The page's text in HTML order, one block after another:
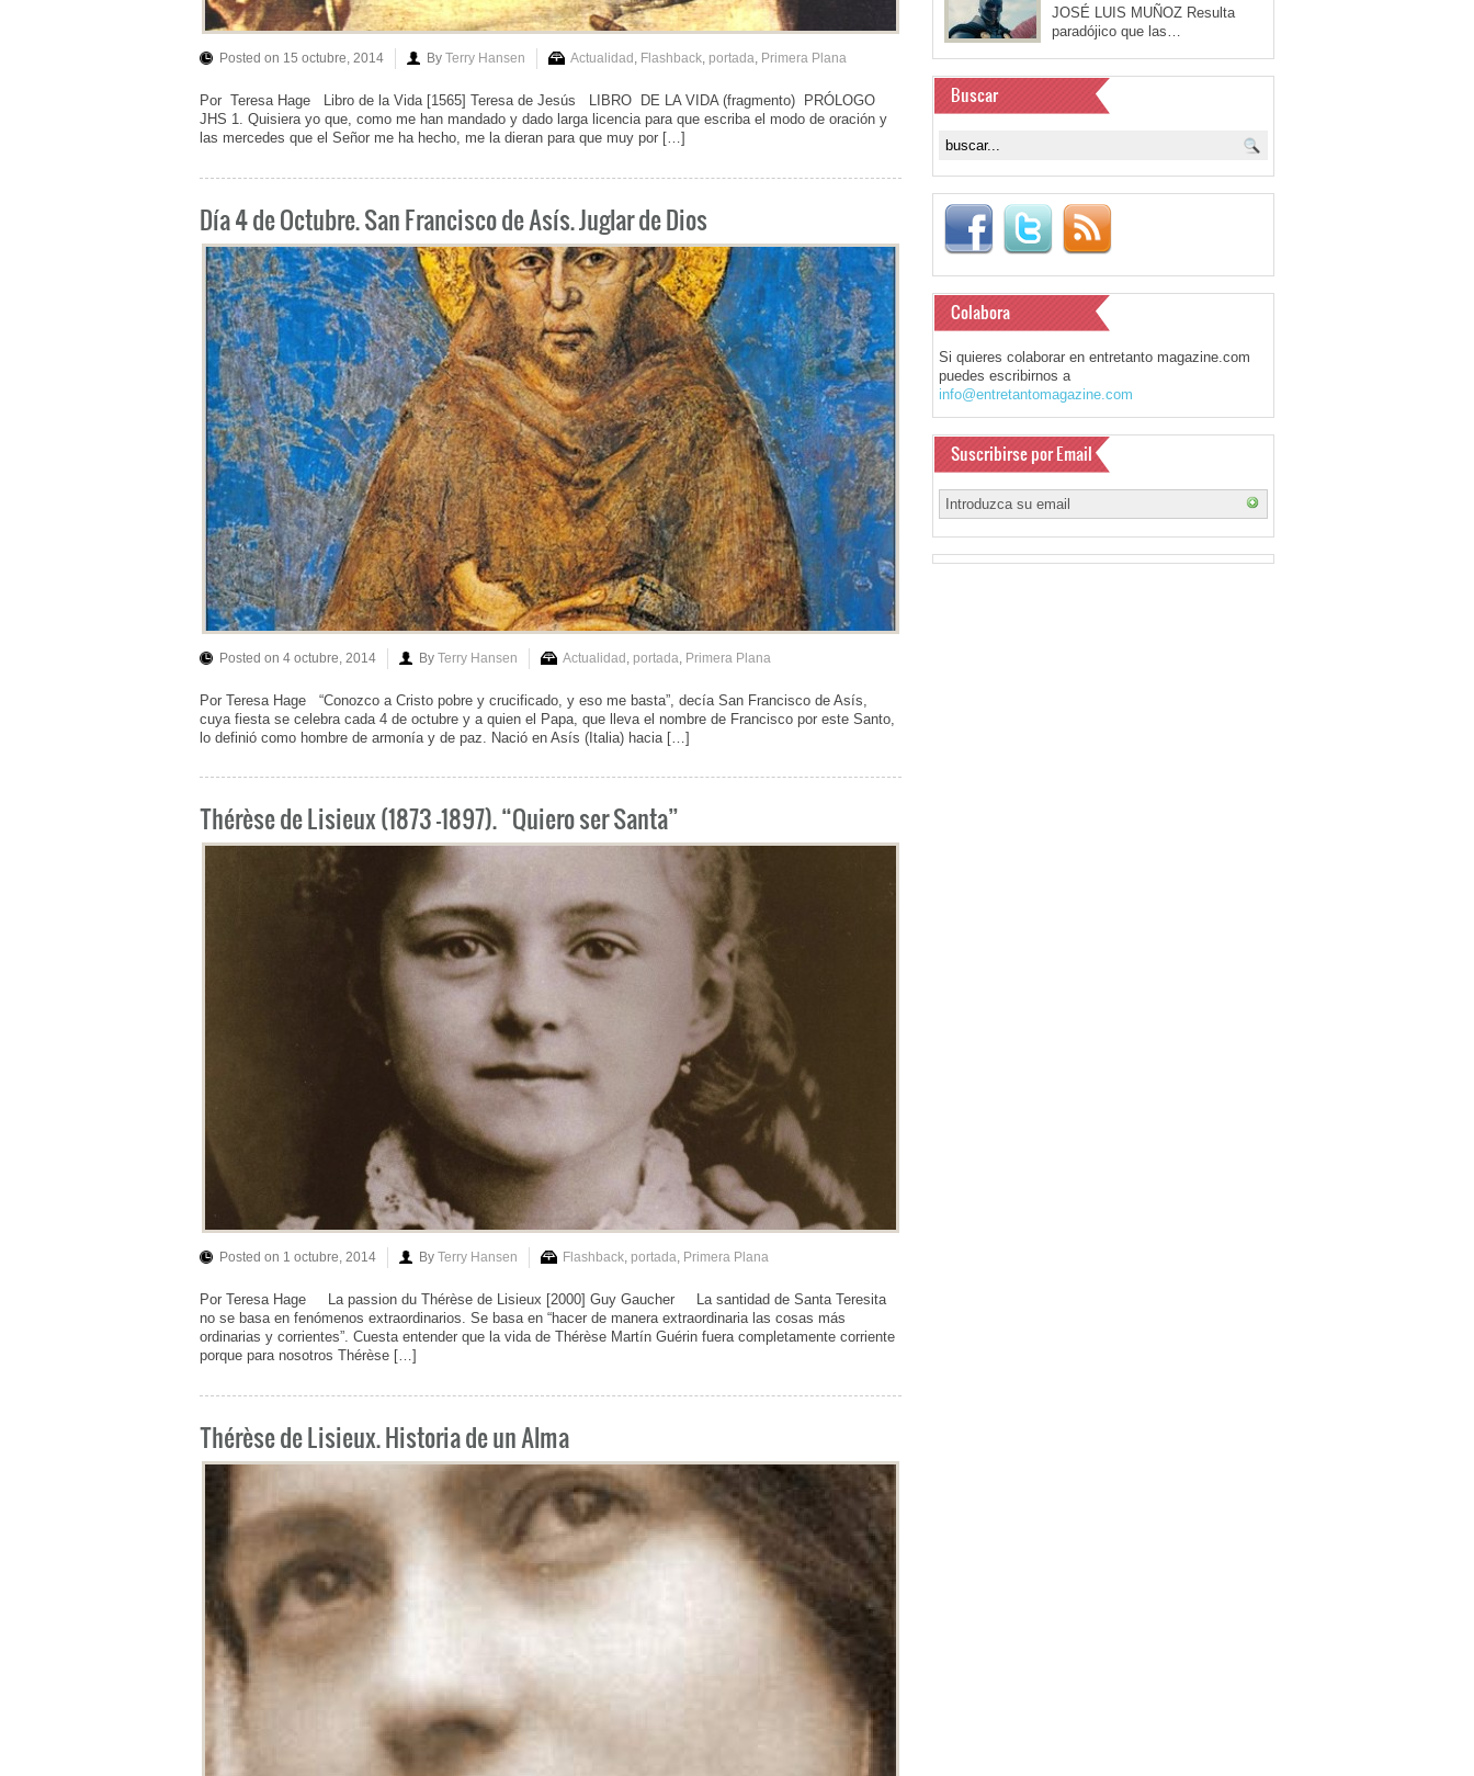
Posted on 15 octubre, 2014 By Terry Hansen Actualidad Flashback portada Primera Plana
Por Teresa Hage Libro de la Vida [1565] Teresa de Jesús LIBRO DE LA VIDA (fragmento) PRÓLOGO
JHS 1. Quisiera yo que, como me han mandado y dado larga licencia para que escriba el modo de oración y
las mercedes que el Señor me ha hecho, me la dieran para que muy por […]
Día 4 de Octubre. San Francisco de Asís. Juglar de Dios
Posted on 4 octubre, 2014 By Terry Hansen Actualidad portada Primera Plana
Por Teresa Hage “Conozco a Cristo pobre y crucificado, y eso me basta”, decía San Francisco de Asís,
cuya fiesta se celebra cada 4 de octubre y a quien el Papa, que lleva el nombre de Francisco por este Santo,
lo definió como hombre de armonía y de paz. Nació en Asís (Italia) hacia […]
Thérèse de Lisieux (1873 -1897). “Quiero ser Santa”
Posted on 1 octubre, 2014 By Terry Hansen Flashback, portada, Primera Plana
Por Teresa Hage La passion du Thérèse de Lisieux [2000] Guy Gaucher La santidad de Santa Teresita
no se basa en fenómenos extraordinarios. Se basa en “hacer de manera extraordinaria las cosas más
ordinarias y corrientes”. Cuesta entender que la vida de Thérèse Martín Guérin fuera completamente corriente
porque para nosotros Thérèse […]
Thérèse de Lisieux. Historia de un Alma
JOSÉ LUIS MUÑOZ Resulta
paradójico que las…
Buscar
Colabora
Si quieres colaborar en entretanto magazine.com
puedes escribirnos a
info@entretantomagazine.com
Suscribirse por Email